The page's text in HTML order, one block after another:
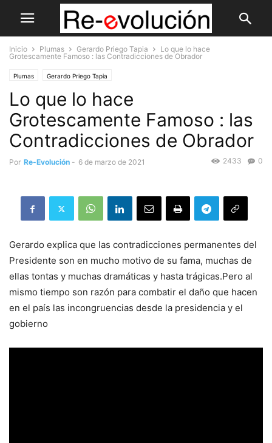
Inicio Plumas Gerardo Priego Tapia
Lo que lo hace
Grotescamente Famoso : las Contradicciones de Obrador
Plumas Gerardo Priego Tapia
Lo que lo hace
Grotescamente Famoso : las
Contradicciones de Obrador
Por Re-Evolución - 6 de marzo de 2021 0
2433
Gerardo explica que las contradicciones permanentes del
Presidente son en mucho motivo de su fama, muchas de
ellas tontas y muchas dramáticas y hasta trágicas.Pero al
mismo tiempo son razón para combatir el daño que hacen
en el país las incongruencias desde la presidencia y el
gobierno